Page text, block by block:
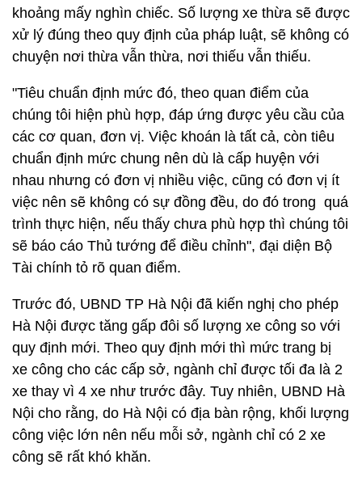
khoảng mấy nghìn chiếc. Số lượng xe thừa sẽ được
xử lý đúng theo quy định của pháp luật, sẽ không có
chuyện nơi thừa vẫn thừa, nơi thiếu vẫn thiếu.
"Tiêu chuẩn định mức đó, theo quan điểm của
chúng tôi hiện phù hợp, đáp ứng được yêu cầu của
các cơ quan, đơn vị. Việc khoán là tất cả, còn tiêu
chuẩn định mức chung nên dù là cấp huyện với
nhau nhưng có đơn vị nhiều việc, cũng có đơn vị ít
việc nên sẽ không có sự đồng đều, do đó trong quá
trình thực hiện, nếu thấy chưa phù hợp thì chúng tôi
sẽ báo cáo Thủ tướng để điều chỉnh", đại diện Bộ
Tài chính tỏ rõ quan điểm.
Trước đó, UBND TP Hà Nội đã kiến nghị cho phép
Hà Nội được tăng gấp đôi số lượng xe công so với
quy định mới. Theo quy định mới thì mức trang bị
xe công cho các cấp sở, ngành chỉ được tối đa là 2
xe thay vì 4 xe như trước đây. Tuy nhiên, UBND Hà
Nội cho rằng, do Hà Nội có địa bàn rộng, khối lượng
công việc lớn nên nếu mỗi sở, ngành chỉ có 2 xe
công sẽ rất khó khăn.